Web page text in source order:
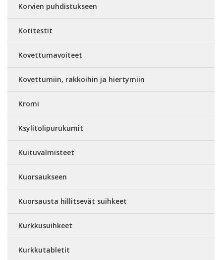
Korvien puhdistukseen
Kotitestit
Kovettumavoiteet
Kovettumiin, rakkoihin ja hiertymiin
Kromi
Ksylitolipurukumit
Kuituvalmisteet
Kuorsaukseen
Kuorsausta hillitsevät suihkeet
Kurkkusuihkeet
Kurkkutabletit